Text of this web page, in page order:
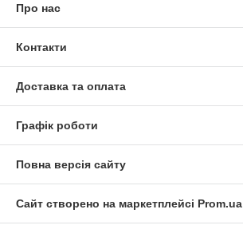
Про нас
Контакти
Доставка та оплата
Графік роботи
Повна версія сайту
Сайт створено на маркетплейсі Prom.ua